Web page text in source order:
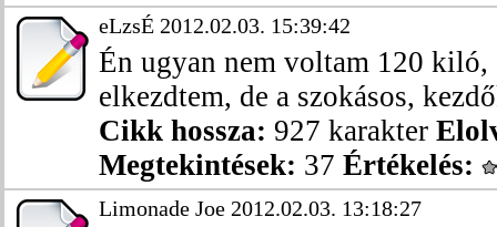
eLzsÉ 2012.02.03. 15:39:42
Én ugyan nem voltam 120 kiló,
elkezdtem, de a szokásos,
Cikk hossza: 927 karakter
Megtekintések: 37 Értékelés:
Limonade Joe 2012.02.03. 13:18:27